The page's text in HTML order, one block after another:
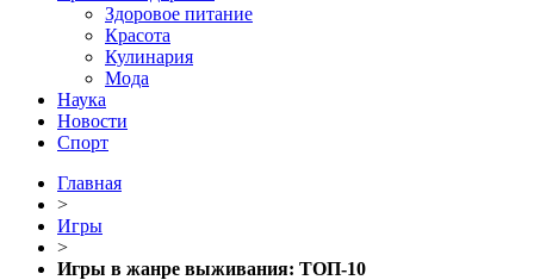
Здоровое питание
Красота
Кулинария
Мода
Наука
Новости
Спорт
Главная
>
Игры
>
Игры в жанре выживания: ТОП-10